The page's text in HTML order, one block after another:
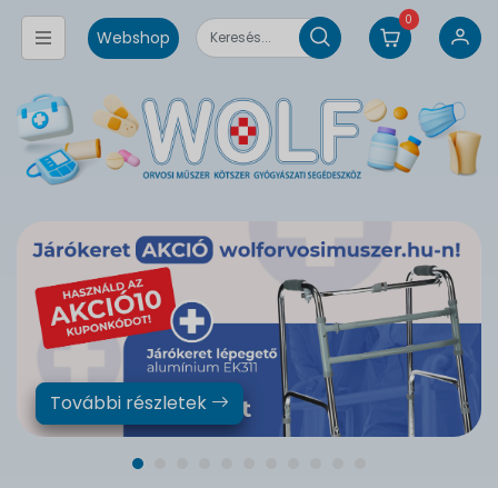
Webshop
0
További részletek